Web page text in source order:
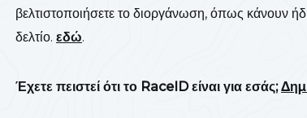
βελτιστοποιήσετε το διοργάνωση, όπως κάνουν
δελτίο. εδώ.
Έχετε πειστεί ότι το RaceID είναι για εσάς;